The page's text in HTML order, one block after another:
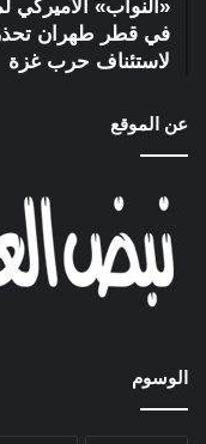
في قطر طهران
لاستئناف حرب غزة
عن الموقع
الوسوم